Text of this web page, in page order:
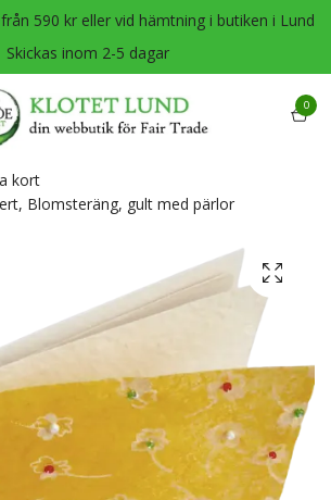
590 kr eller vid hämtning i butiken i Lund
Skickas inom 2-5 dagar
0
kort
Blomsteräng, gult med pärlor